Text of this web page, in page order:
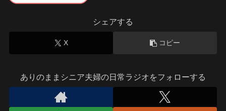
シェアする
X コピー
ありのままシニア夫婦の日常ラジオをフォローする